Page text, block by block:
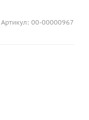
Артикул: 00-00000967